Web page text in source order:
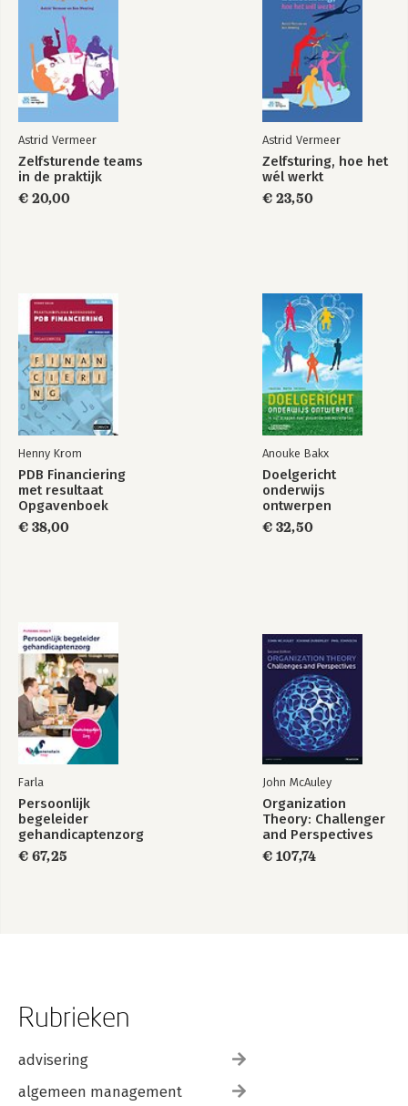
Zelfsturende teams
in de praktijk
Zelfsturing, hoe het
wél werkt
Vormen van
zelfsturing
Vormen van
zelfsturing
Zelfsturende teams
in de praktijk
Zelfsturing, hoe het
wél werkt
Bekijk alle boeken
Astrid Vermeer
Zelfsturende teams
in de praktijk
€ 20,00
Astrid Vermeer
Zelfsturing, hoe het
wél werkt
€ 23,50
Henny Krom
PDB Financiering
met resultaat
Opgavenboek
€ 38,00
Anouke Bakx
Doelgericht
onderwijs
ontwerpen
€ 32,50
Farla
Persoonlijk
begeleider
gehandicaptenzorg
(combi)
€ 67,25
John McAuley
Organization
Theory: Challenger
and Perspectives
€ 107,74
Rubrieken
advisering
algemeen management